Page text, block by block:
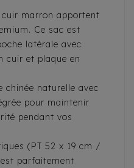
marron apportent
Ce sac est
latérale avec
cuir et plaque en
chinée naturelle avec
pour maintenir
pendant vos
(PT 52 x 19 cm /
parfaitement